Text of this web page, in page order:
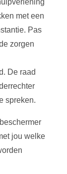
met een
Pas
zorgen
De raad
spreken.
jou welke